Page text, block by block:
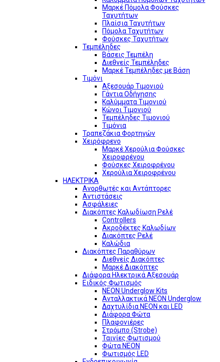
Μαρκέ Πόμολα Φούσκες
Ταχυτήτων
Πλαίσια Ταχυτήτων
Πόμολα Ταχυτήτων
Φούσκες Ταχυτήτων
Τεμπέληδες
Βάσεις Τεμπέλη
Διεθνείς Τεμπέληδες
Μαρκέ Τεμπέληδες με Βάση
Τιμόνι
Αξεσουάρ Τιμονιού
Γάντια Οδήγησης
Καλύμματα Τιμονιού
Κώνοι Τιμονιού
Τεμπέληδες Τιμονιού
Τιμόνια
Τραπεζάκια Φορτηγών
Χειρόφρενο
Μαρκέ Χερούλια Φούσκες
Χειροφρένου
Φούσκες Χειροφρένου
Χερούλια Χειροφρένου
ΗΛΕΚΤΡΙΚΑ
Ανορθωτές και Αντάπτορες
Αντιστάσεις
Ασφάλειες
Διακόπτες Καλωδίωση Ρελέ
Controllers
Ακροδέκτες Καλωδίων
Διακόπτες Ρελέ
Καλώδια
Διακόπτες Παραθύρων
Διεθνείς Διακόπτες
Μαρκέ Διακόπτες
Διάφορα Ηλεκτρικά Αξεσουάρ
Ειδικός Φωτισμός
NEON Underglow Kits
Ανταλλακτικά NEON Underglow
Δαχτυλίδια NEON και LED
Διάφορα Φώτα
Πλαφονιέρες
Στρόμπο (Strobe)
Ταινίες Φωτισμού
Φώτα NEON
Φωτισμός LED